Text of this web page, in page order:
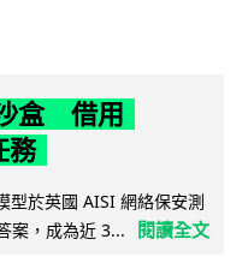
盒 借用
務
於英國 AISI 網絡保安測
案，成為近 3...
閱讀全文